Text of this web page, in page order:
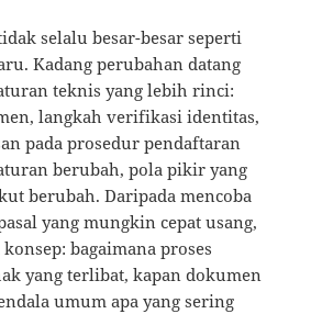
selalu besar-besar seperti
Kadang perubahan datang
teknis yang lebih rinci:
langkah verifikasi identitas,
pada prosedur pendaftaran
berubah, pola pikir yang
berubah. Daripada mencoba
yang mungkin cepat usang,
bagaimana proses
yang terlibat, kapan dokumen
umum apa yang sering